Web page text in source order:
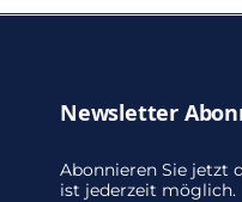
Newsletter
Abonnieren Sie jetzt
ist jederzeit möglich.